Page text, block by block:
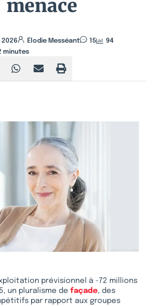
menace
2026 Élodie Messéant 15
94
minutes
prévisionnel à -72 millions
un pluralisme de façade, des
par rapport aux groupes